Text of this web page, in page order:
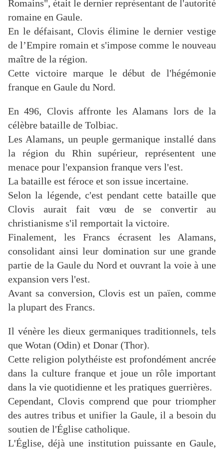
Romains", était le dernier représentant de l'autorité
romaine en Gaule.
En le défaisant, Clovis élimine le dernier vestige
de l’Empire romain et s'impose comme le nouveau
maître de la région.
Cette victoire marque le début de l'hégémonie
franque en Gaule du Nord.
En 496, Clovis affronte les Alamans lors de la
célèbre bataille de Tolbiac.
Les Alamans, un peuple germanique installé dans
la région du Rhin supérieur, représentent une
menace pour l'expansion franque vers l'est.
La bataille est féroce et son issue incertaine.
Selon la légende, c'est pendant cette bataille que
Clovis aurait fait vœu de se convertir au
christianisme s'il remportait la victoire.
Finalement, les Francs écrasent les Alamans,
consolidant ainsi leur domination sur une grande
partie de la Gaule du Nord et ouvrant la voie à une
expansion vers l'est.
Avant sa conversion, Clovis est un païen, comme
la plupart des Francs.
Il vénère les dieux germaniques traditionnels, tels
que Wotan (Odin) et Donar (Thor).
Cette religion polythéiste est profondément ancrée
dans la culture franque et joue un rôle important
dans la vie quotidienne et les pratiques guerrières.
Cependant, Clovis comprend que pour triompher
des autres tribus et unifier la Gaule, il a besoin du
soutien de l'Église catholique.
L'Église, déjà une institution puissante en Gaule,